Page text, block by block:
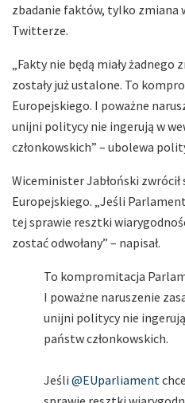
zbadanie faktów, tylko zmiana
Twitterze.
„Fakty nie będą miały
zostały już ustalone. To
Europejskiego. I poważne
unijni politycy nie ingerują w
członkowskich” – ubolewa
Wiceminister Jabłoński
Europejskiego. „Jeśli
tej sprawie resztki
zostać odwołany” – napisał.
To kompromitacja
I poważne naruszenie
unijni politycy nie
państw członkowskich.
Jeśli @EUparliament